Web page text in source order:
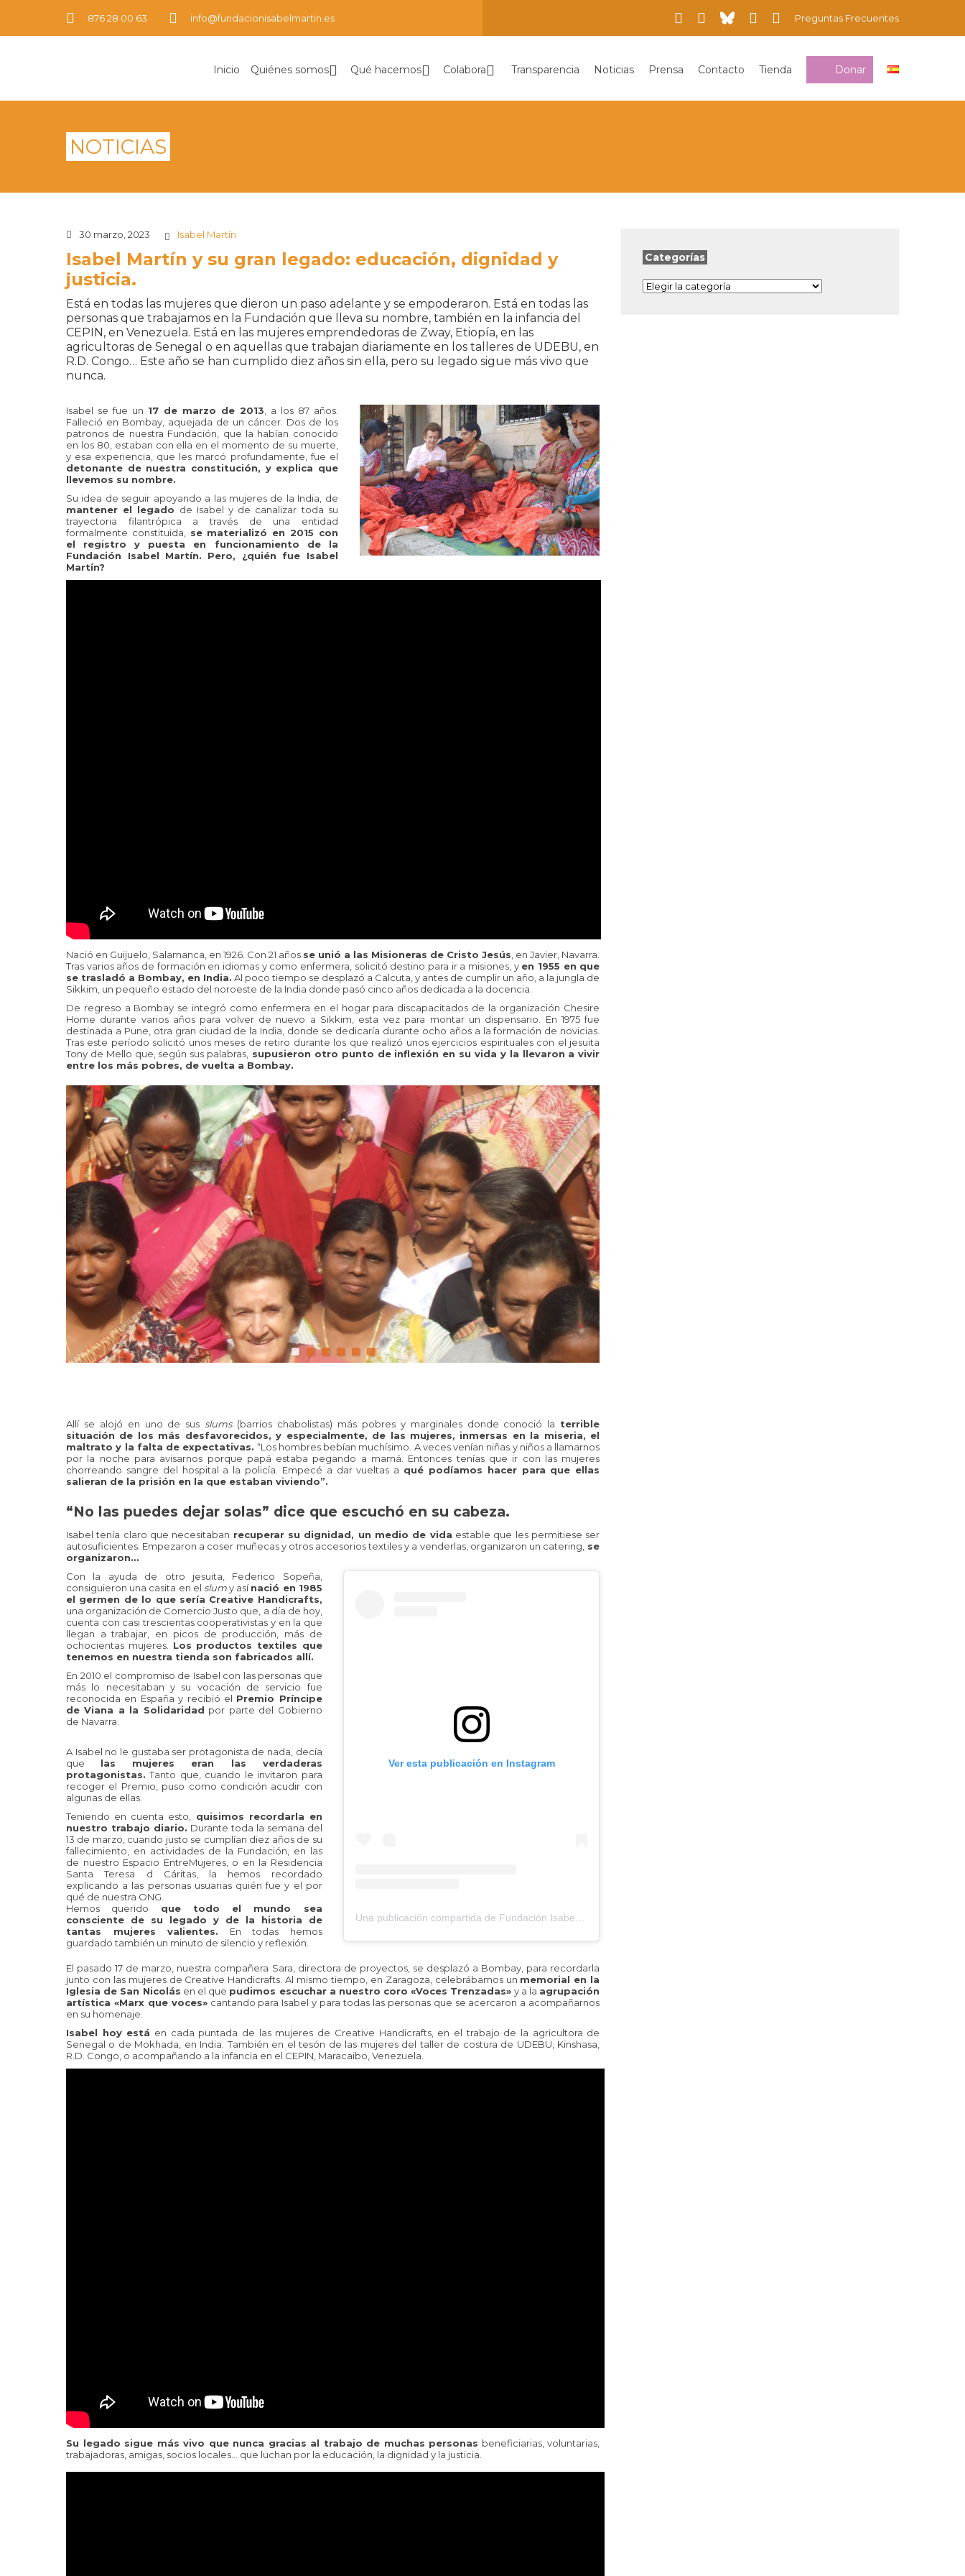
876 28 00 63 info@fundacionisabelmartin.es Preguntas Frecuentes
Inicio Quiénes somos Qué hacemos Colabora Transparencia Noticias Prensa Contacto Tienda Donar
NOTICIAS
30 marzo, 2023 Isabel Martín
Isabel Martín y su gran legado: educación, dignidad y
justicia.
Está en todas las mujeres que dieron un paso adelante y se empoderaron. Está en todas las
personas que trabajamos en la Fundación que lleva su nombre, también en la infancia del
CEPIN, en Venezuela. Está en las mujeres emprendedoras de Zway, Etiopía, en las
agricultoras de Senegal o en aquellas que trabajan diariamente en los talleres de UDEBU, en
R.D. Congo… Este año se han cumplido diez años sin ella, pero su legado sigue más vivo que
nunca.
Isabel se fue un 17 de marzo de 2013 , a los 87 años.
Falleció en Bombay, aquejada de un cáncer. Dos de los
patronos de nuestra Fundación, que la habían conocido
en los 80, estaban con ella en el momento de su muerte,
y esa experiencia, que les marcó profundamente, fue el
detonante de nuestra constitución, y explica que
llevemos su nombre.
Su idea de seguir apoyando a las mujeres de la India, de
mantener el legado de Isabel y de canalizar toda su
trayectoria filantrópica a través de una entidad
formalmente constituida, se materializó en 2015 con
el registro y puesta en funcionamiento de la
Fundación Isabel Martín.
Pero, ¿quién fue Isabel
Martín?
Nació en Guijuelo, Salamanca, en 1926. Con 21 años se unió a las Misioneras de Cristo Jesús , en Javier, Navarra.
Tras varios años de formación en idiomas y como enfermera, solicitó destino para ir a misiones, y en 1955 en que
se trasladó a Bombay, en India. Al poco tiempo se desplazó a Calcuta, y antes de cumplir un año, a la jungla de
Sikkim, un pequeño estado del noroeste de la India donde pasó cinco años dedicada a la docencia.
De regreso a Bombay se integró como enfermera en el hogar para discapacitados de la organización Chesire
Home durante varios años para volver de nuevo a Sikkim, esta vez para montar un dispensario. En 1975 fue
destinada a Pune, otra gran ciudad de la India, donde se dedicaría durante ocho años a la formación de novicias.
Tras este período solicitó unos meses de retiro durante los que realizó unos ejercicios espirituales con el jesuita
Tony de Mello que, según sus palabras, supusieron otro punto de inflexión en su vida y la llevaron a vivir
entre los más pobres, de vuelta a Bombay.
Allí se alojó en uno de sus slums(barrios chabolistas) más pobres y marginales donde conoció la terrible
situación de los más desfavorecidos, y especialmente, de las mujeres, inmersas en la miseria, el
maltrato y la falta de expectativas. “Los hombres bebían muchísimo. A veces venían niñas y niños a llamarnos
por la noche para avisarnos porque papá estaba pegando a mamá. Entonces tenías que ir con las mujeres
chorreando sangre del hospital a la policía. Empecé a dar vueltas a qué podíamos hacer para que ellas
salieran de la prisión en la que estaban viviendo”.
“No las puedes dejar solas” dice que escuchó en su cabeza.
Isabel tenía claro que necesitaban recuperar su dignidad, un medio de vida estable que les permitiese ser
autosuficientes. Empezaron a coser muñecas y otros accesorios textiles y a venderlas, organizaron un catering, se
organizaron…
Con la ayuda de otro jesuita, Federico Sopeña,
consiguieron una casita en el slumy asínació en 1985
el germen de lo que sería Creative Handicrafts,
una organización de Comercio Justo que, a día de hoy,
cuenta con casi trescientas cooperativistas y en la que
llegan a trabajar, en picos de producción, más de
ochocientas mujeres. Los productos textiles que
tenemos en nuestra tienda son fabricados allí.
En 2010 el compromiso de Isabel con las personas que
más lo necesitaban y su vocación de servicio fue
reconocida en España y recibió el Premio Príncipe
de Viana a la Solidaridad por parte del Gobierno
de Navarra.
A Isabel no le gustaba ser protagonista de nada, decía
que las mujeres eran las verdaderas
protagonistas. Tanto que, cuando le invitaron para
recoger el Premio, puso como condición acudir con
algunas de ellas.
Teniendo en cuenta esto, quisimos recordarla en
nuestro trabajo diario. Durante toda la semana del
13 de marzo, cuando justo se cumplían diez años de su
fallecimiento, en actividades de la Fundación, en las
de nuestro Espacio EntreMujeres, o en la Residencia
Santa Teresa d Cáritas, la hemos recordado
explicando a las personas usuarias quién fue y el por
qué de nuestra ONG.
Hemos querido que todo el mundo sea
consciente de su legado y de la historia de
tantas mujeres valientes. En todas hemos
guardado también un minuto de silencio y reflexión.
Ver esta publicación en Instagram
Una publicación compartida de Fundación Isabel Martín (@ongisabelmartin)
El pasado 17 de marzo, nuestra compañera Sara, directora de proyectos, se desplazó a Bombay, para recordarla
junto con las mujeres de Creative Handicrafts. Al mismo tiempo, en Zaragoza, celebrábamos un memorial en la
Iglesia de San Nicolás en el que pudimos escuchar a nuestro coro «Voces Trenzadas» y a la agrupación
artística «Marx que voces»cantando para Isabel y para todas las personas que se acercaron a acompañarnos
en su homenaje.
Isabel hoy está en cada puntada de las mujeres de Creative Handicrafts, en el trabajo de la agricultora de
Senegal o de Mokhada, en India. También en el tesón de las mujeres del taller de costura de UDEBU, Kinshasa,
R.D. Congo, o acompañando a la infancia en el CEPIN, Maracaibo, Venezuela.
Su legado sigue más vivo que nunca gracias al trabajo de muchas personas beneficiarias, voluntarias,
trabajadoras, amigas, socios locales… que luchan por la educación, la dignidad y la justicia.
Categorías
Categorías